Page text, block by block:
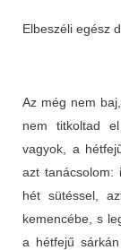
Elbeszéli egész
Az még nem
nem titkoltad
vagyok, a
azt tanácsolom:
hét sütéssel,
kemencébe, s
a hétfejű